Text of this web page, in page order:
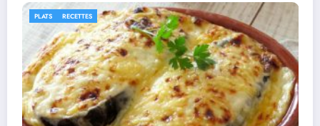
IDÉES RECETTES RECETTES